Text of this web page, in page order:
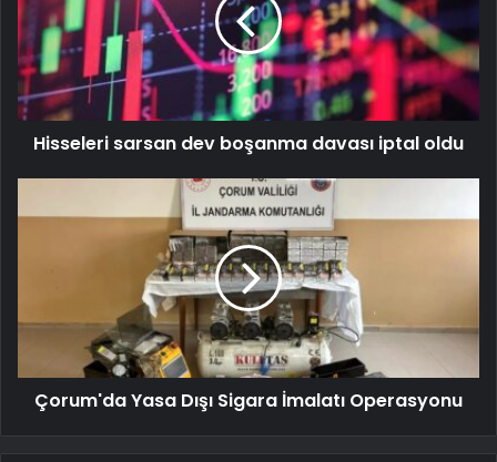
Hisseleri sarsan dev boşanma davası iptal oldu
Çorum'da Yasa Dışı Sigara İmalatı Operasyonu